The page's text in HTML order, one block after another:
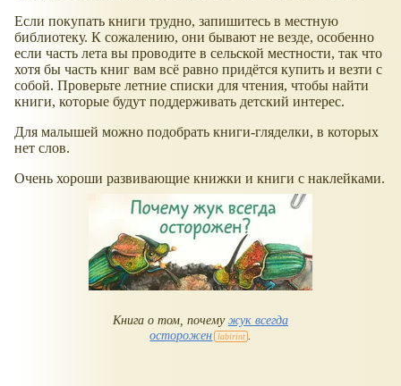
Если покупать книги трудно, запишитесь в местную
библиотеку. К сожалению, они бывают не везде, особенно
если часть лета вы проводите в сельской местности, так что
хотя бы часть книг вам всё равно придётся купить и везти с
собой. Проверьте летние списки для чтения, чтобы найти
книги, которые будут поддерживать детский интерес.
Для малышей можно подобрать книги-гляделки, в которых
нет слов.
Очень хороши развивающие книжки и книги с наклейками.
Книга о том, почемужук всегда
осторожен
.